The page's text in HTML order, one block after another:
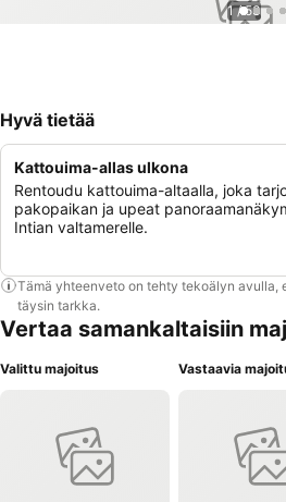
1 / 53
Hyvä tietää
Kattouima-allas ulkona
Rentoudu kattouima-altaalla, joka
pakopaikan ja upeat
Intian valtamerelle.
Tämä yhteenveto on tehty tekoälyn avulla,
täysin tarkka.
Vertaa samankaltaisiin
Valittu majoitus Vastaavia